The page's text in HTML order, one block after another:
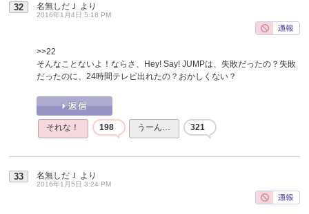
32 名無しだＪ より
2016年1月4日 5:18 PM
>>22
そんなことないよ！ならさ、Hey! Say! JUMPは、失敗だったの？失敗
だったのに、24時間テレビ出れたの？おかしくない？
それな！ 198 うーん… 321
33 名無しだＪ より
2016年1月5日 3:24 PM